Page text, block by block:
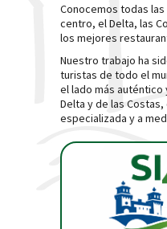
Conocemos todas
centro, el Delta, las
los mejores
Nuestro trabajo ha
turistas de todo el
el lado más auténtico
Delta y de las
especializada y a